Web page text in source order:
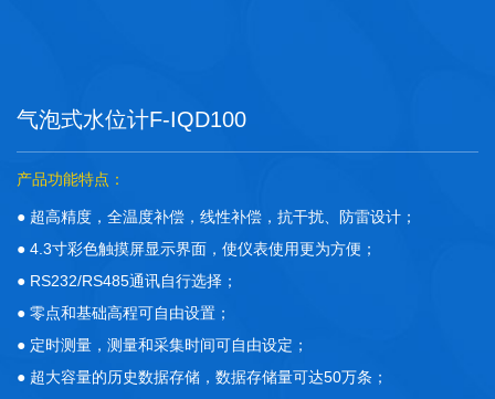
气泡式水位计F-IQD100
产品功能特点：
● 超高精度，全温度补偿，线性补偿，抗干扰、防雷设计；
● 4.3寸彩色触摸屏显示界面，使仪表使用更为方便；
● RS232/RS485通讯自行选择；
● 零点和基础高程可自由设置；
● 定时测量，测量和采集时间可自由设定；
● 超大容量的历史数据存储，数据存储量可达50万条；